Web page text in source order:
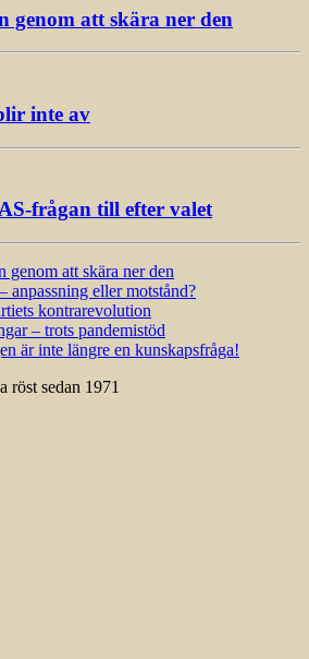
genom att skära ner den
inte av
frågan till efter valet
genom att skära ner den
anpassning eller motstånd?
kontrarevolution
– trots pandemistöd
är inte längre en kunskapsfråga!
röst sedan 1971